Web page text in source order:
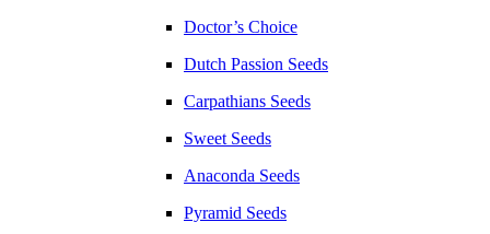
Doctor’s Choice
Dutch Passion Seeds
Carpathians Seeds
Sweet Seeds
Anaconda Seeds
Pyramid Seeds